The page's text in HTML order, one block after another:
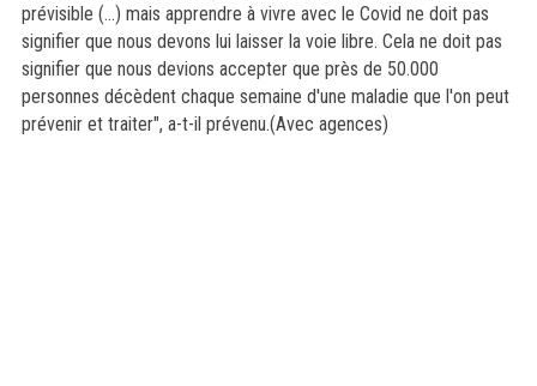
prévisible (...) mais apprendre à vivre avec le Covid ne doit pas
signifier que nous devons lui laisser la voie libre. Cela ne doit pas
signifier que nous devions accepter que près de 50.000
personnes décèdent chaque semaine d'une maladie que l'on peut
prévenir et traiter", a-t-il prévenu.(Avec agences)